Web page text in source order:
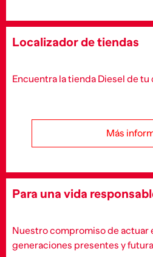
Localizador de tiendas
Encuentra la tienda Diesel de tu
Más
Para una vida
Nuestro compromiso de actuar
generaciones presentes y